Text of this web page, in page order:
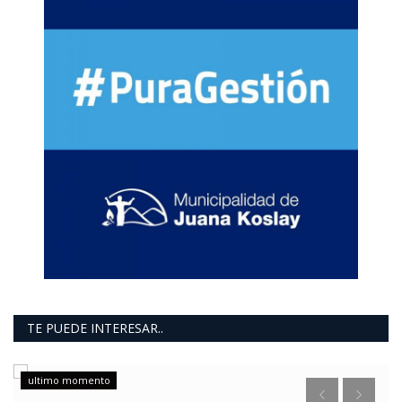
TE PUEDE INTERESAR..
ultimo momento